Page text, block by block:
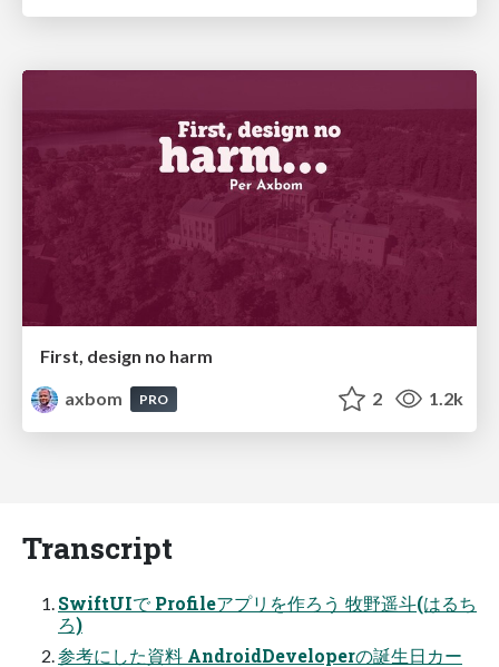
First, design no harm
axbom
PRO 2 1.2k
Transcript
SwiftUIで Profileアプリを作ろう 牧野遥斗(はるち
ろ)
参考にした資料 AndroidDeveloperの誕生日カー